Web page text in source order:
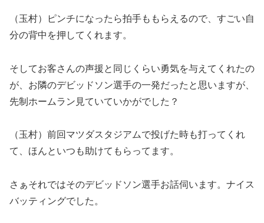
（玉村）ピンチになったら拍手ももらえるので、すごい自
分の背中を押してくれます。
そしてお客さんの声援と同じくらい勇気を与えてくれたの
が、お隣のデビッドソン選手の一発だったと思いますが、
先制ホームラン見ていていかがでした？
（玉村）前回マツダスタジアムで投げた時も打ってくれ
て、ほんといつも助けてもらってます。
さぁそれではそのデビッドソン選手お話伺います。ナイス
バッティングでした。